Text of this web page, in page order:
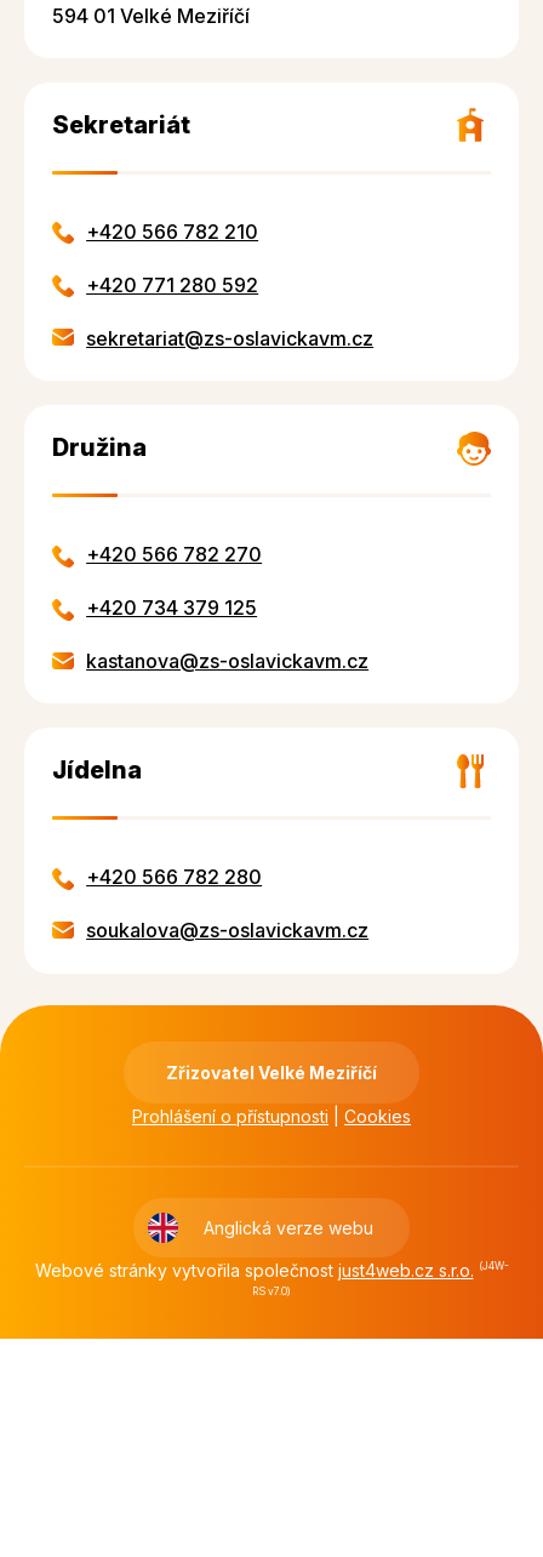
594 01 Velké Meziříčí
Sekretariát
+420 566 782 210
+420 771 280 592
sekretariat@zs-oslavickavm.cz
Družina
+420 566 782 270
+420 734 379 125
kastanova@zs-oslavickavm.cz
Jídelna
+420 566 782 280
soukalova@zs-oslavickavm.cz
Zřizovatel Velké Meziříčí
Prohlášení o přístupnosti Cookies
Anglická verze webu
Webové stránky vytvořila společnost just4web.cz s.r.o. (J4W-
RS v7.0)